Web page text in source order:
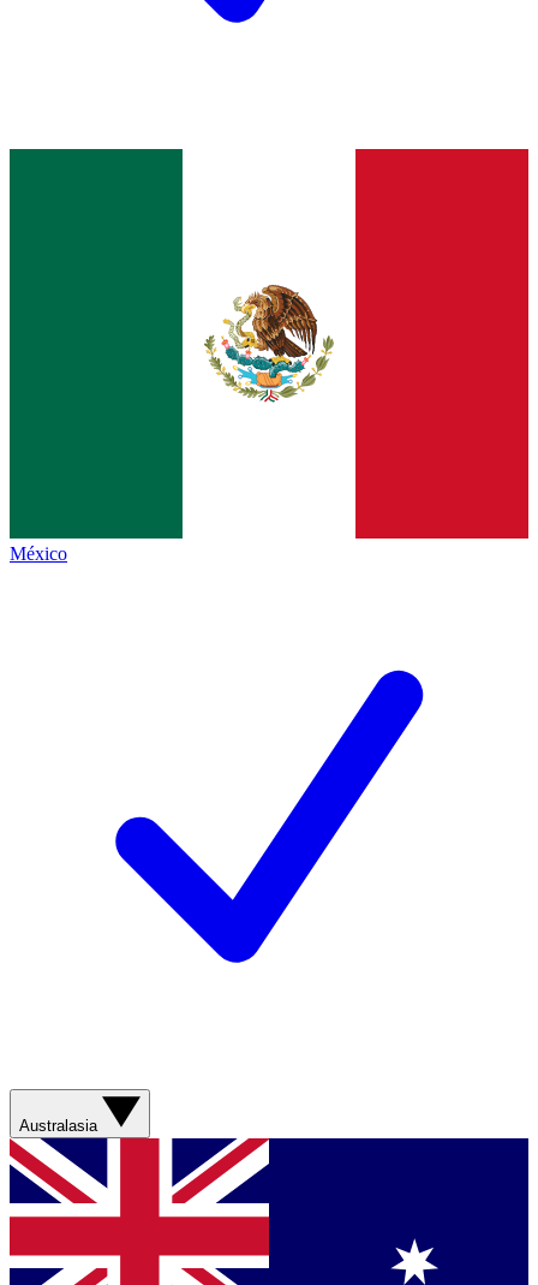
México
Australasia